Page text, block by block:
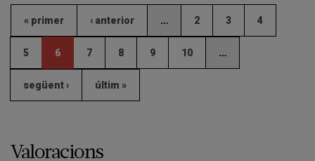
« primer ‹ anterior … 2 3 4
5 6 7 8 9 10 …
següent › últim »
Valoracions